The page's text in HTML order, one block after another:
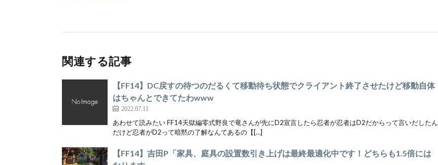
関連する記事
【FF14】DC戻すの待つのだるくて移動待ち状態でクライアント終了させたけど移動自体
はちゃんとできてたわwww
2022.07.11
あわせて読みたい FF14天獄編零式野良で竜さんが先にD2宣言したら忍者が忍者はD2だからって言いだしたん
だけど忍者がD2って暗黙の了解なんてあるの【[…]
【FF14】吉田P「家具、庭具の設置数引き上げは最終最適化中です！どちらも1.5倍には